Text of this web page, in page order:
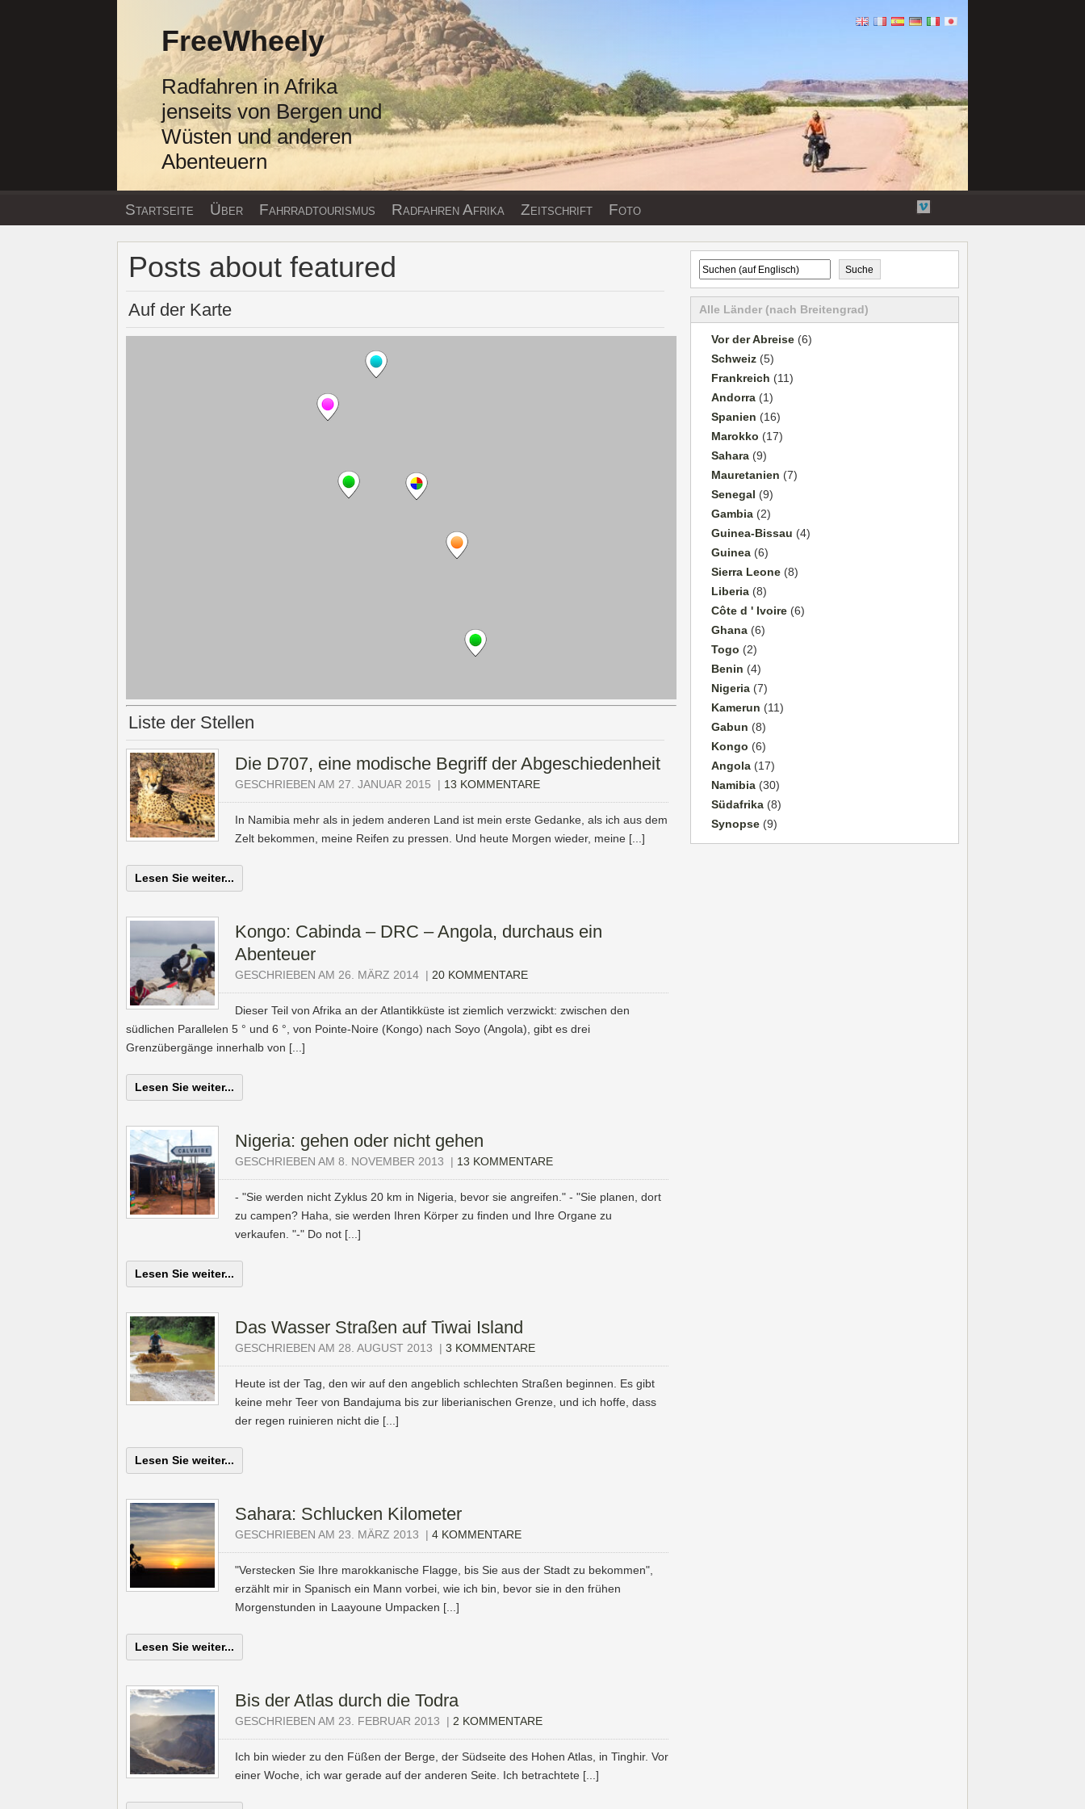
FreeWheely
Radfahren in Afrika
jenseits von Bergen und
Wüsten und anderen
Abenteuern
Startseite Über Fahrradtourismus Radfahren Afrika Zeitschrift Foto
Youtube-
Vimeo
Posts about featured
Auf der Karte
Liste der Stellen
Die D707, eine modische Begriff der Abgeschiedenheit
GESCHRIEBEN AM 27. JANUAR 2015 | 13 KOMMENTARE
In Namibia mehr als in jedem anderen Land ist mein erste Gedanke, als ich aus dem
Zelt bekommen, meine Reifen zu pressen. Und heute Morgen wieder, meine [...]
Lesen Sie weiter...
Kongo: Cabinda – DRC – Angola, durchaus ein
Abenteuer
GESCHRIEBEN AM 26. MÄRZ 2014 | 20 KOMMENTARE
Dieser Teil von Afrika an der Atlantikküste ist ziemlich verzwickt: zwischen den
südlichen Parallelen 5 ° und 6 °, von Pointe-Noire (Kongo) nach Soyo (Angola), gibt es drei
Grenzübergänge innerhalb von [...]
Lesen Sie weiter...
Nigeria: gehen oder nicht gehen
GESCHRIEBEN AM 8. NOVEMBER 2013 | 13 KOMMENTARE
- "Sie werden nicht Zyklus 20 km in Nigeria, bevor sie angreifen." - "Sie planen, dort
zu campen? Haha, sie werden Ihren Körper zu finden und Ihre Organe zu
verkaufen. "-" Do not [...]
Lesen Sie weiter...
Das Wasser Straßen auf Tiwai Island
GESCHRIEBEN AM 28. AUGUST 2013 | 3 KOMMENTARE
Heute ist der Tag, den wir auf den angeblich schlechten Straßen beginnen. Es gibt
keine mehr Teer von Bandajuma bis zur liberianischen Grenze, und ich hoffe, dass
der regen ruinieren nicht die [...]
Lesen Sie weiter...
Sahara: Schlucken Kilometer
GESCHRIEBEN AM 23. MÄRZ 2013 | 4 KOMMENTARE
"Verstecken Sie Ihre marokkanische Flagge, bis Sie aus der Stadt zu bekommen",
erzählt mir in Spanisch ein Mann vorbei, wie ich bin, bevor sie in den frühen
Morgenstunden in Laayoune Umpacken [...]
Lesen Sie weiter...
Bis der Atlas durch die Todra
GESCHRIEBEN AM 23. FEBRUAR 2013 | 2 KOMMENTARE
Ich bin wieder zu den Füßen der Berge, der Südseite des Hohen Atlas, in Tinghir. Vor
einer Woche, ich war gerade auf der anderen Seite. Ich betrachtete [...]
Suche
Alle Länder (nach Breitengrad)
Vor der Abreise(6)
Schweiz(5)
Frankreich (11)
Andorra(1)
Spanien (16)
Marokko (17)
Sahara(9)
Mauretanien (7)
Senegal (9)
Gambia(2)
Guinea-Bissau (4)
Guinea(6)
Sierra Leone(8)
Liberia(8)
Côte d ' Ivoire(6)
Ghana(6)
Togo (2)
Benin (4)
Nigeria(7)
Kamerun (11)
Gabun (8)
Kongo (6)
Angola(17)
Namibia(30)
Südafrika(8)
Synopse(9)